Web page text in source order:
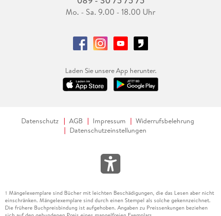
Mo. - Sa. 9.00 - 18.00 Uhr
Laden Sie unsere App herunter.
Datenschutz AGB Impressum
Widerrufsbelehrung
Datenschutzeinstellungen
1 Mängelexemplare sind Bücher mit leichten Beschädigungen, die das Lesen aber nicht
einschränken. Mängelexemplare sind durch einen Stempel als solche gekennzeichnet.
Die frühere Buchpreisbindung ist aufgehoben. Angaben zu Preissenkungen beziehen